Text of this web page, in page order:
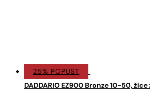
25% POPUST
DADDARIO EZ900 Bronze 10-50,